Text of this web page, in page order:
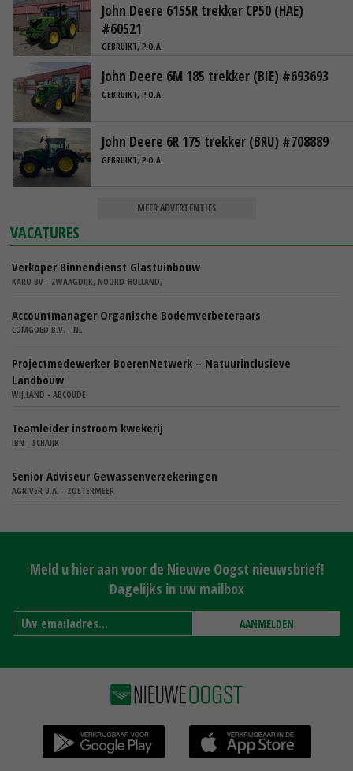
John Deere 6155R trekker CP50 (HAE)
#60521
GEBRUIKT, P.O.A.
John Deere 6M 185 trekker (BIE) #693693
GEBRUIKT, P.O.A.
John Deere 6R 175 trekker (BRU) #708889
GEBRUIKT, P.O.A.
MEER ADVERTENTIES
VACATURES
Verkoper Binnendienst Glastuinbouw
KARO BV - ZWAAGDIJK, NOORD-HOLLAND,
Accountmanager Organische Bodemverbeteraars
COMGOED B.V. - NL
Projectmedewerker BoerenNetwerk – Natuurinclusieve
Landbouw
WIJ.LAND - ABCOUDE
Teamleider instroom kwekerij
IBN - SCHAIJK
Senior Adviseur Gewassenverzekeringen
AGRIVER U.A. - ZOETERMEER
Meld u hier aan voor de Nieuwe Oogst nieuwsbrief!
Dagelijks in uw mailbox
AANMELDEN